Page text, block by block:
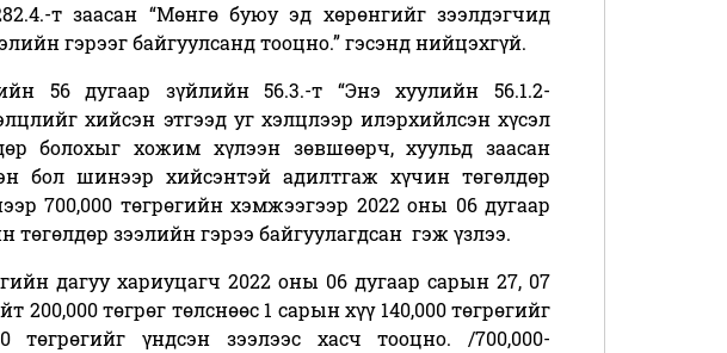
-т заасан “Мөнгө буюу эд хөрөнгийг зээлдэгчид
гэрээг байгуулсанд тооцно.” гэсэнд нийцэхгүй.
56 дугаар зүйлийн56.3.-т “Энэ хуулийн 56.1.2-
хийсэн этгээд уг хэлцлээр илэрхийлсэн хүсэл
болохыг хожим хүлээн зөвшөөрч, хуульд заасан
бол шинээр хийсэнтэй адилтгаж хүчин төгөлдөр
700,000 төгрөгийн хэмжээгээр 2022 оны 06 дугаар
төгөлдөр зээлийн гэрээ байгуулагдсан гэж үзлээ.
дагуу хариуцагч 2022 оны 06 дугаар сарын 27, 07
200,000 төгрөг төлснөөс 1 сарын хүү 140,000 төгрөгийг
төгрөгийг үндсэн зээлээс хасч тооцно. /700,000-